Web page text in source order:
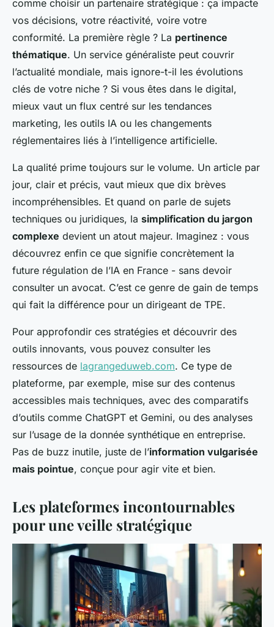
comme choisir un partenaire stratégique : ça impacte
vos décisions, votre réactivité, voire votre
conformité. La première règle ? La pertinence
thématique. Un service généraliste peut couvrir
l’actualité mondiale, mais ignore-t-il les évolutions
clés de votre niche ? Si vous êtes dans le digital,
mieux vaut un flux centré sur les tendances
marketing, les outils IA ou les changements
réglementaires liés à l’intelligence artificielle.
La qualité prime toujours sur le volume. Un article par
jour, clair et précis, vaut mieux que dix brèves
incompréhensibles. Et quand on parle de sujets
techniques ou juridiques, la simplification du jargon
complexe devient un atout majeur. Imaginez : vous
découvrez enfin ce que signifie concrètement la
future régulation de l’IA en France - sans devoir
consulter un avocat. C’est ce genre de gain de temps
qui fait la différence pour un dirigeant de TPE.
Pour approfondir ces stratégies et découvrir des
outils innovants, vous pouvez consulter les
ressources de lagrangeduweb.com. Ce type de
plateforme, par exemple, mise sur des contenus
accessibles mais techniques, avec des comparatifs
d’outils comme ChatGPT et Gemini, ou des analyses
sur l’usage de la donnée synthétique en entreprise.
Pas de buzz inutile, juste de l’information vulgarisée
mais pointue, conçue pour agir vite et bien.
Les plateformes incontournables
pour une veille stratégique